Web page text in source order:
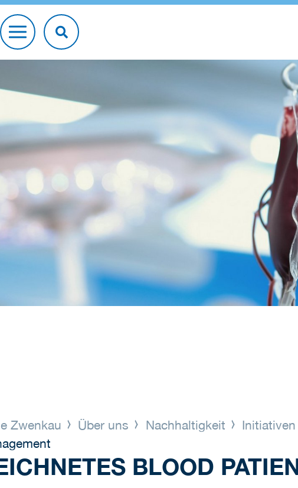
Zwenkau Über uns Nachhaltigkeit
BLOOD